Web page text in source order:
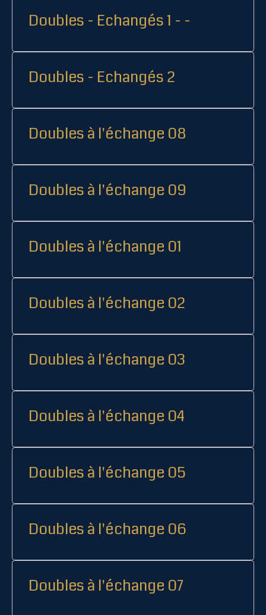
Doubles - Echangés 1 - -
Doubles - Echangés 2
Doubles à l'échange 08
Doubles à l'échange 09
Doubles à l'échange 01
Doubles à l'échange 02
Doubles à l'échange 03
Doubles à l'échange 04
Doubles à l'échange 05
Doubles à l'échange 06
Doubles à l'échange 07